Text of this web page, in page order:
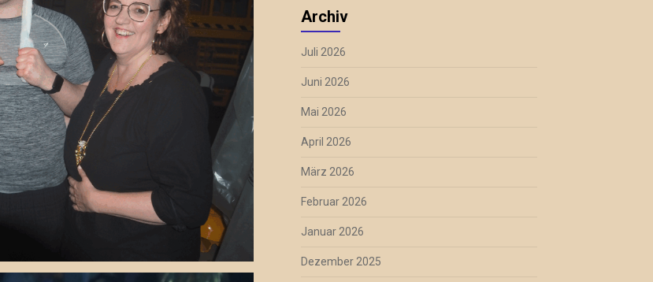
Archiv
Juli 2026
Juni 2026
Mai 2026
April 2026
März 2026
Februar 2026
Januar 2026
Dezember 2025